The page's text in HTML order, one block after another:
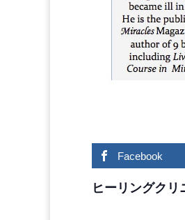
Facebook
ヒーリングク